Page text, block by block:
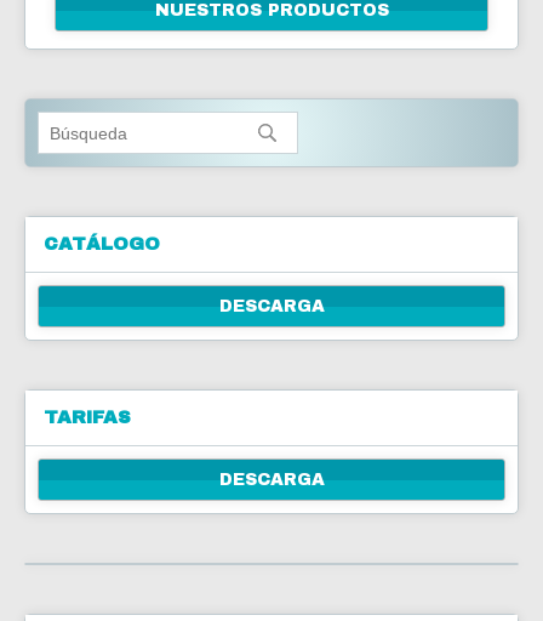
CONTÁCTENOS
NUESTROS PRODUCTOS
CATÁLOGO
DESCARGA
TARIFAS
DESCARGA